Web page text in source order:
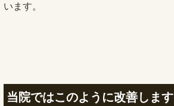
います。
当院ではこのように改善します